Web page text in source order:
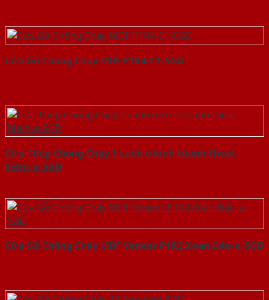
Cửa Gỗ Chống Cháy MDF P1R4-C1-SGD
Cửa Thép Chống Cháy 1 canh o kinh thanh thoat
hiem-a-SGD
Cửa Gỗ Chống Cháy MDF Veneer P1R2 Xoan Đào-a-SGD